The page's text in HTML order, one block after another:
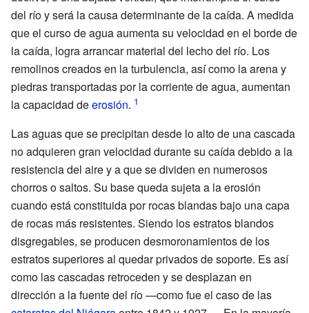
del río y será la causa determinante de la caída. A medida
que el curso de agua aumenta su velocidad en el borde de
la caída, logra arrancar material del lecho del río. Los
remolinos creados en la turbulencia, así como la arena y
piedras transportadas por la corriente de agua, aumentan
la capacidad deerosión.
Las aguas que se precipitan desde lo alto de una cascada
no adquieren gran velocidad durante su caída debido a la
resistencia del aire y a que se dividen en numerosos
chorros o saltos. Su base queda sujeta a la erosión
cuando está constituida por rocas blandas bajo una capa
de rocas más resistentes. Siendo los estratos blandos
disgregables, se producen desmoronamientos de los
estratos superiores al quedar privados de soporte. Es así
como las cascadas retroceden y se desplazan en
dirección a la fuente del río —como fue el caso de las